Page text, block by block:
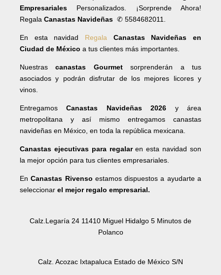
Empresariales Personalizados. ¡Sorprende Ahora!
Regala Canastas Navideñas ✆ 5584682011.
En esta navidad Regala Canastas Navideñas en
Ciudad de México a tus clientes más importantes.
Nuestrascanastas Gourmetsorprenderán a tus
asociados y podrán disfrutar de los mejores licores y
vinos.
EntregamosCanastas Navideñas 2026 y área
metropolitana y así mismo entregamos canastas
navideñas en México, en toda la república mexicana.
Canastas ejecutivas para regalaren esta navidad son
la mejor opción para tus clientes empresariales.
EnCanastas Rivenso estamos dispuestos a ayudarte a
seleccionar el mejor regalo empresarial.
Calz.Legaría 24 11410 Miguel Hidalgo 5 Minutos de
Polanco
Calz. Acozac Ixtapaluca Estado de México S/N